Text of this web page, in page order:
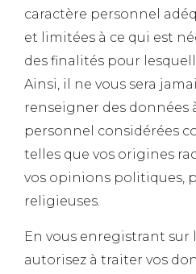
caractère personnel
et limitées à ce qui est
des finalités pour
Ainsi, il ne vous sera
renseigner des données
personnel considérées
telles que vos origines
vos opinions politiques,
religieuses.
En vous enregistrant sur
autorisez à traiter vos